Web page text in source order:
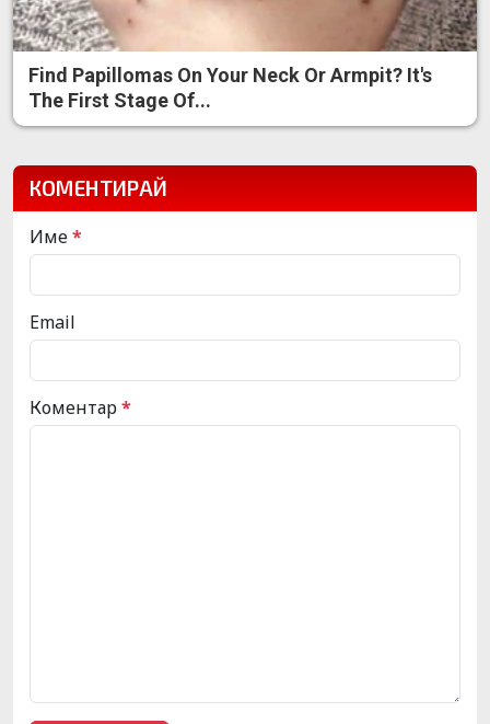
Find Papillomas On Your Neck Or Armpit? It's
The First Stage Of...
КОМЕНТИРАЙ
Име*
Email
Коментар*